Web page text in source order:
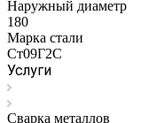
Наружный диаметр
180
Марка стали
Ст09Г2С
Услуги
Сварка металлов